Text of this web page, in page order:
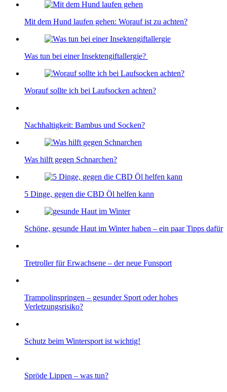
Mit dem Hund laufen gehen: Worauf ist zu achten?
Was tun bei einer Insektengiftallergie?
Worauf sollte ich bei Laufsocken achten?
Nachhaltigkeit: Bambus und Socken?
Was hilft gegen Schnarchen?
5 Dinge, gegen die CBD Öl helfen kann
Schöne, gesunde Haut im Winter haben – ein paar Tipps dafür
Tretroller für Erwachsene – der neue Funsport
Trampolinspringen – gesunder Sport oder hohes
Verletzungsrisiko?
Schutz beim Wintersport ist wichtig!
Spröde Lippen – was tun?